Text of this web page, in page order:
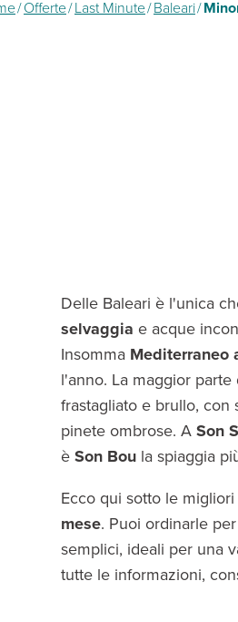
/Offerte/Last Minute/Baleari/
Delle Baleari è l'unica
selvaggia e acque
Insomma Mediterraneo
l'anno. La maggior
frastagliato e brullo, con
pinete ombrose. ASon
èSon Bou la spiaggia
Ecco qui sotto le migliori
mese. Puoi ordinarle
semplici, ideali per una
tutte le informazioni,